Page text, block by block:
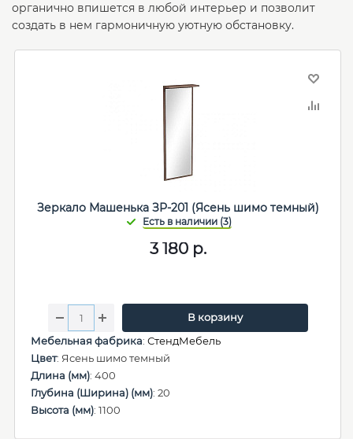
органично впишется в любой интерьер и позволит
создать в нем гармоничную уютную обстановку.
Зеркало Машенька ЗР-201 (Ясень шимо темный)
3 180 р.
В корзину
Мебельная фабрика: СтендМебель
Цвет: Ясень шимо темный
Длина (мм): 400
Глубина (Ширина) (мм): 20
Высота (мм): 1100